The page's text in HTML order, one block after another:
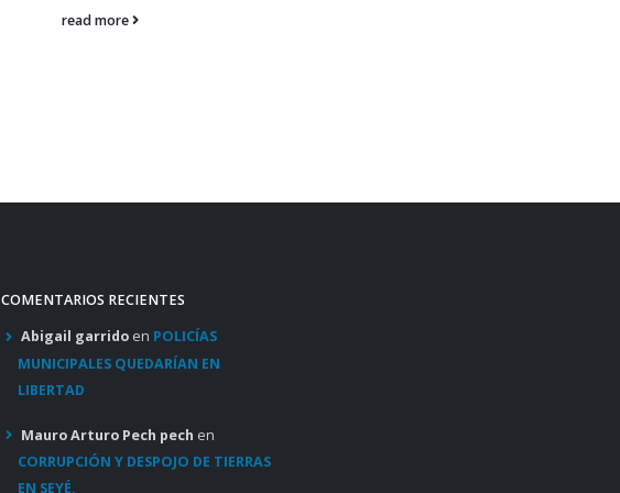
read more
COMENTARIOS RECIENTES
Abigail garrido en POLICÍAS
MUNICIPALES QUEDARÍAN EN
LIBERTAD
Mauro Arturo Pech pech en
CORRUPCIÓN Y DESPOJO DE TIERRAS
EN SEYÉ.